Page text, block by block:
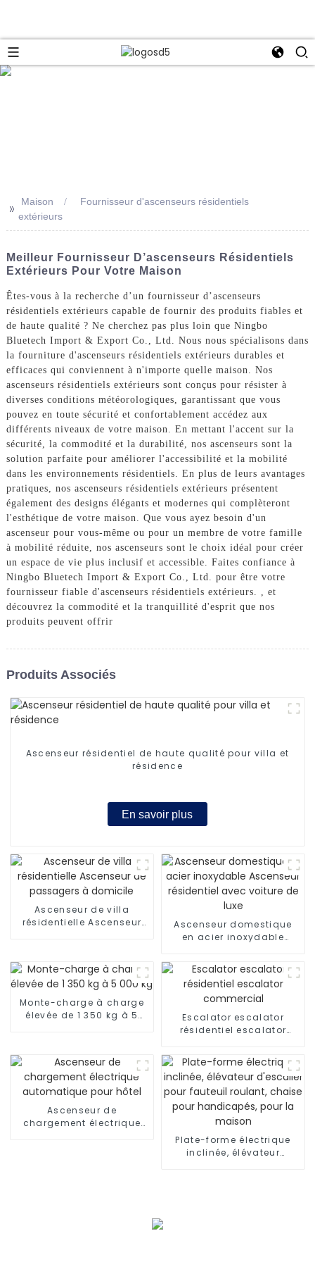
>> Maison
Fournisseur d'ascenseurs résidentiels
extérieurs
Meilleur Fournisseur D’ascenseurs Résidentiels
Extérieurs Pour Votre Maison
Êtes-vous à la recherche d’un fournisseur d’ascenseurs
résidentiels extérieurs capable de fournir des produits fiables et
de haute qualité ? Ne cherchez pas plus loin que Ningbo
Bluetech Import & Export Co., Ltd. Nous nous spécialisons dans
la fourniture d'ascenseurs résidentiels extérieurs durables et
efficaces qui conviennent à n'importe quelle maison. Nos
ascenseurs résidentiels extérieurs sont conçus pour résister à
diverses conditions météorologiques, garantissant que vous
pouvez en toute sécurité et confortablement accédez aux
différents niveaux de votre maison. En mettant l'accent sur la
sécurité, la commodité et la durabilité, nos ascenseurs sont la
solution parfaite pour améliorer l'accessibilité et la mobilité
dans les environnements résidentiels. En plus de leurs avantages
pratiques, nos ascenseurs résidentiels extérieurs présentent
également des designs élégants et modernes qui complèteront
l'esthétique de votre maison. Que vous ayez besoin d'un
ascenseur pour vous-même ou pour un membre de votre famille
à mobilité réduite, nos ascenseurs sont le choix idéal pour créer
un espace de vie plus inclusif et accessible. Faites confiance à
Ningbo Bluetech Import & Export Co., Ltd. pour être votre
fournisseur fiable d'ascenseurs résidentiels extérieurs. , et
découvrez la commodité et la tranquillité d'esprit que nos
produits peuvent offrir
Produits Associés
Ascenseur résidentiel de haute qualité pour villa et
résidence
En savoir plus
Ascenseur de villa
résidentielle Ascenseur
Ascenseur domestique
en acier inoxydable
avec voiture de luxe
Monte-charge à charge
élevée de 1 350 kg à 5
Escalator escalator
résidentiel escalator
Ascenseur de
chargement électrique
Plate-forme électrique
inclinée, élévateur